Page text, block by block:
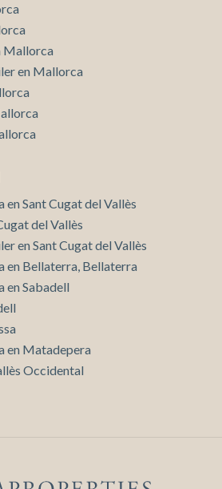
Mallorca
en Mallorca
en Sant Cugat del Vallès
del Vallès
en Sant Cugat del Vallès
en Bellaterra, Bellaterra
en Sabadell
en Matadepera
Occidental